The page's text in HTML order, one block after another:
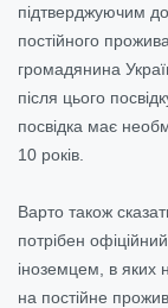
підтверджуючим
постійного
громадянина
після цього
посвідка має
10 років.
Варто також
потрібен
іноземцем, в яких
на постійне